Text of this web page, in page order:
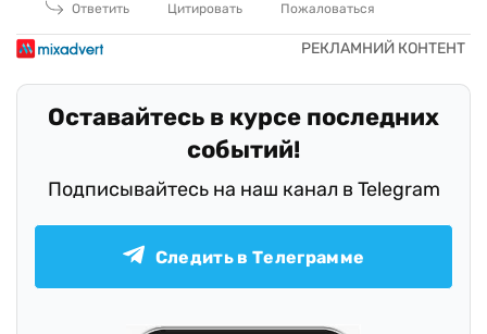
Ответить
Цитировать Пожаловаться
Оставайтесь в курсе последних
событий!
Подписывайтесь на наш канал в Telegram
Следить в Телеграмме